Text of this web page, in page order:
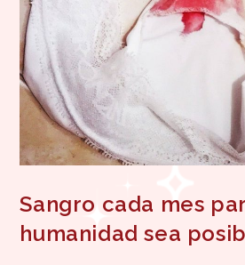
Sangro cada mes
humanidad sea